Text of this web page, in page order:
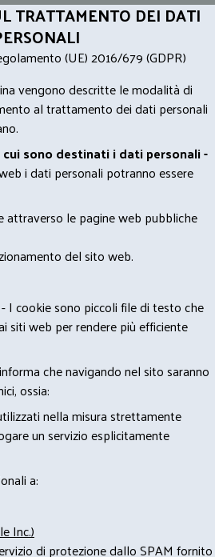
TRATTAMENTO DEI DATI
(UE) 2016/679 (GDPR)
vengono descritte le modalità di
al trattamento dei dati personali
sono destinati i dati personali -
i dati personali potranno essere
attraverso le pagine web pubbliche
del sito web.
- I cookie sono piccoli file di testo che
siti web per rendere più efficiente
che navigando nel sito saranno
ossia:
nella misura strettamente
un servizio esplicitamente
a:
Inc.)
di protezione dallo SPAM fornito